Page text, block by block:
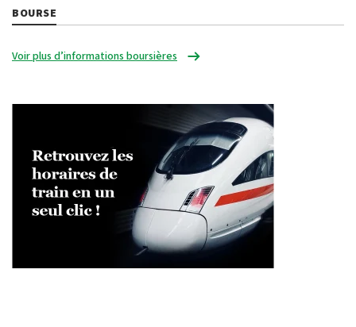
BOURSE
Voir plus d’informations boursières